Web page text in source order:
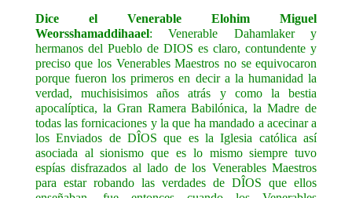
Dice el Venerable Elohim Miguel
Weorsshamaddihaael: Venerable Dahamlaker y
hermanos del Pueblo de DIOS es claro, contundente y
preciso que los Venerables Maestros no se equivocaron
porque fueron los primeros en decir a la humanidad la
verdad, muchisisimos años atrás y como la bestia
apocalíptica, la Gran Ramera Babilónica, la Madre de
todas las fornicaciones y la que ha mandado a acecinar a
los Enviados de DÎOS que es la Iglesia católica así
asociada al sionismo que es lo mismo siempre tuvo
espías disfrazados al lado de los Venerables Maestros
para estar robando las verdades de DÎOS que ellos